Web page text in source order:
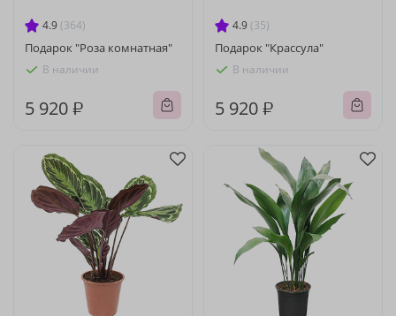
4.9 (364)
Подарок "Роза комнатная"
В наличии
5 920 ₽
4.9 (35)
Подарок "Крассула"
В наличии
5 920 ₽